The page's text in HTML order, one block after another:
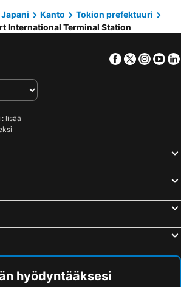
Daimon
Hotel Villa Fontaine Grand Tokyo-ariake
Ekimae
the b akasaka
Mitsui Garden Hotel Ginza Premier
Hotel Amanek Shinjuku Kabukicho
Tokyo
Tower
豊洲
Hotel Tavinos Hamamatsucho
Airport
Haneda
Kawasaki King Skyfront Tokyu REI Hotel
West Wing
APA Hotel Haneda Anamori Inari Ekimae
Asakusa Metro Station
Minato
Roppongi Station
Ebisu Station
Haneda Airport Terminal 1 Station
Gora hot spring
Japani Kanto
Tokion prefektuuri
International Terminal Station
Facebook
Twitter
lisää
hyödyntääksesi